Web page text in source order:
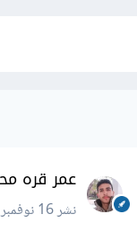
عمر قره
نشر16 نوفمبر 2023